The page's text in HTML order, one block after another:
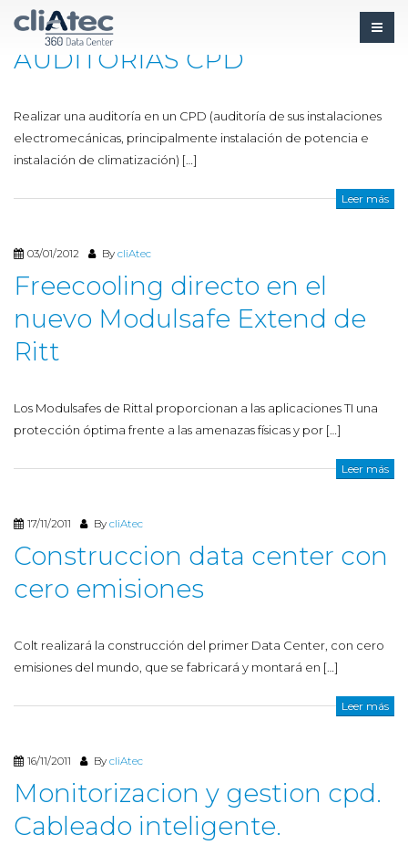
03/01/2012 By
AUDITORIAS CPD
Realizar una auditoría en un CPD (auditoría de sus instalaciones
electromecánicas, principalmente instalación de potencia e
instalación de climatización) […]
Leer más
03/01/2012 BycliAtec
Freecooling directo en el
nuevo Modulsafe Extend de
Ritt
Los Modulsafes de Rittal proporcionan a las aplicaciones TI una
protección óptima frente a las amenazas físicas y por […]
Leer más
17/11/2011 BycliAtec
Construccion data center con
cero emisiones
Colt realizará la construcción del primer Data Center, con cero
emisiones del mundo, que se fabricará y montará en […]
Leer más
16/11/2011 BycliAtec
Monitorizacion y gestion cpd.
Cableado inteligente.